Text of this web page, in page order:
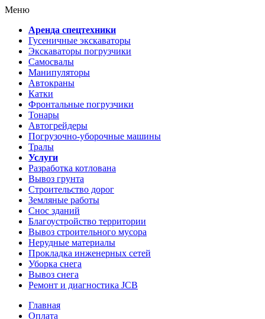
Меню
Аренда спецтехники
Гусеничные экскаваторы
Экскаваторы погрузчики
Самосвалы
Манипуляторы
Автокраны
Катки
Фронтальные погрузчики
Тонары
Автогрейдеры
Погрузочно-уборочные машины
Тралы
Услуги
Разработка котлована
Вывоз грунта
Строительство дорог
Земляные работы
Снос зданий
Благоустройство территории
Вывоз строительного мусора
Нерудные материалы
Прокладка инженерных сетей
Уборка снега
Вывоз снега
Ремонт и диагностика JCB
Главная
Оплата